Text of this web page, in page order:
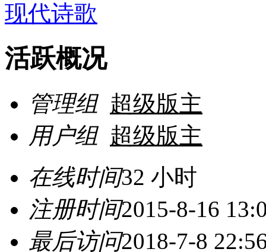
现代诗歌
活跃概况
管理组 超级版主
用户组 超级版主
在线时间32 小时
注册时间2015-8-16
最后访问2018-7-8